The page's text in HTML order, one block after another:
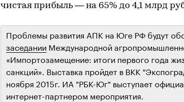
чистая прибыль — на 65% до 4,1 млрд
Проблемы развития АПК на Юге РФ будут
заседании Международной
«Импортозамещение: итоги первого года
санкций». Выставка пройдет в ВКК
ноября 2015г. ИА "РБК-Юг" выступает
интернет-партнером мероприятия.